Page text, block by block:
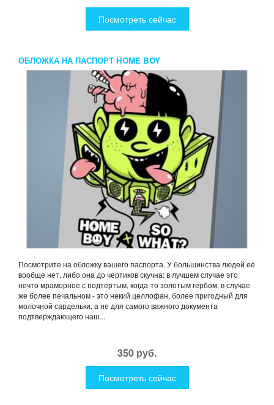
Посмотреть сейчас
ОБЛОЖКА НА ПАСПОРТ HOME BOY
Посмотрите на обложку вашего паспорта. У большинства людей её
вообще нет, либо она до чертиков скучна: в лучшем случае это
нечто мраморное с подтертым, когда-то золотым гербом, в случае
же более печальном - это некий целлофан, более пригодный для
молочной сардельки, а не для самого важного документа
подтверждающего наш...
350 руб.
Посмотреть сейчас